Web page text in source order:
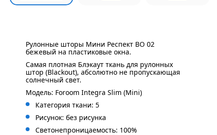
Рулонные шторы Мини Респект BO 02
бежевый на пластиковые окна.
Самая плотная Блэкаут ткань для рулонных
штор (Blackout), абсолютно не пропускающая
солнечный свет.
Модель: Foroom Integra Slim (Mini)
Категория ткани: 5
Рисунок: без рисунка
Светонепроницаемость: 100%